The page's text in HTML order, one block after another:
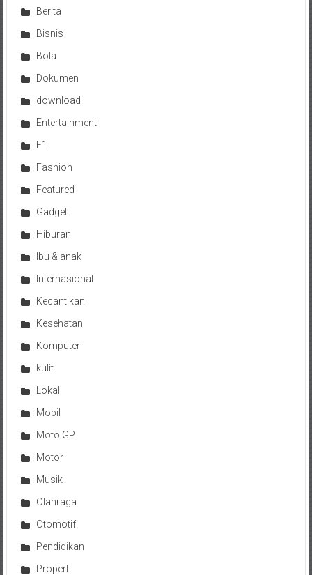
Berita
Bisnis
Bola
Dokumen
download
Entertainment
F1
Fashion
Featured
Gadget
Hiburan
Ibu & anak
Internasional
Kecantikan
Kesehatan
Komputer
kulit
Lokal
Mobil
Moto GP
Motor
Musik
Olahraga
Otomotif
Pendidikan
Properti